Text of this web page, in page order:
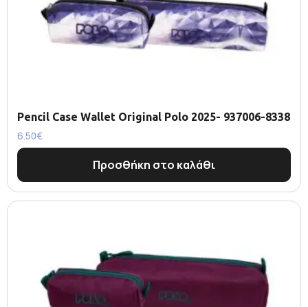
Pencil Case Wallet Original Polo 2025- 937006-8338
6.50€
Προσθήκη στο καλάθι